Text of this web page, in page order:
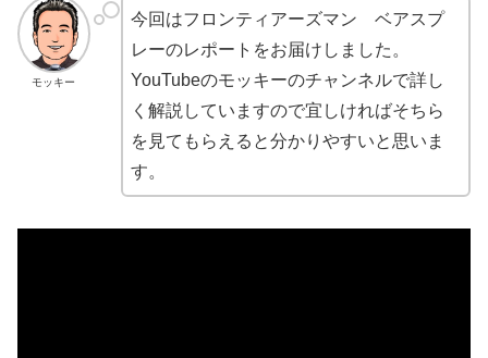
モッキー
今回はフロンティアーズマン ベアスプ
レーのレポートをお届けしました。
YouTubeのモッキーのチャンネルで詳し
く解説していますので宜しければそちら
を見てもらえると分かりやすいと思いま
す。